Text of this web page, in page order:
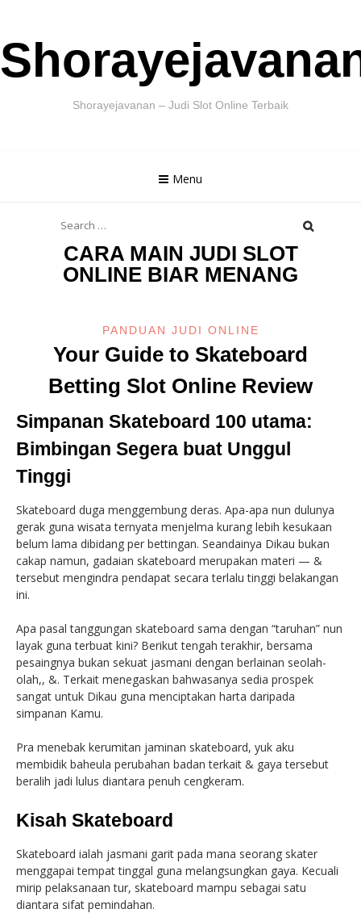
to
content
Shorayejavanan – Judi Slot Online Terbaik
Menu
for:
CARA MAIN JUDI SLOT
ONLINE BIAR MENANG
PANDUAN JUDI ONLINE
Your Guide to Skateboard
Betting Slot Online Review
Simpanan Skateboard 100 utama:
Bimbingan Segera buat Unggul
Tinggi
Skateboard duga menggembung deras. Apa-apa nun dulunya
gerak guna wisata ternyata menjelma kurang lebih kesukaan
belum lama dibidang per bettingan. Seandainya Dikau bukan
cakap namun, gadaian skateboard merupakan materi — &
tersebut mengindra pendapat secara terlalu tinggi belakangan
ini.
Apa pasal tanggungan skateboard sama dengan “taruhan” nun
layak guna terbuat kini? Berikut tengah terakhir, bersama
pesaingnya bukan sekuat jasmani dengan berlainan seolah-
olah,, &. Terkait menegaskan bahwasanya sedia prospek
sangat untuk Dikau guna menciptakan harta daripada
simpanan Kamu.
Pra menebak kerumitan jaminan skateboard, yuk aku
membidik baheula perubahan badan terkait & gaya tersebut
beralih jadi lulus diantara penuh cengkeram.
Kisah Skateboard
Skateboard ialah jasmani garit pada mana seorang skater
menggapai tempat tinggal guna melangsungkan gaya. Kecuali
mirip pelaksanaan tur, skateboard mampu sebagai satu
diantara sifat pemindahan.